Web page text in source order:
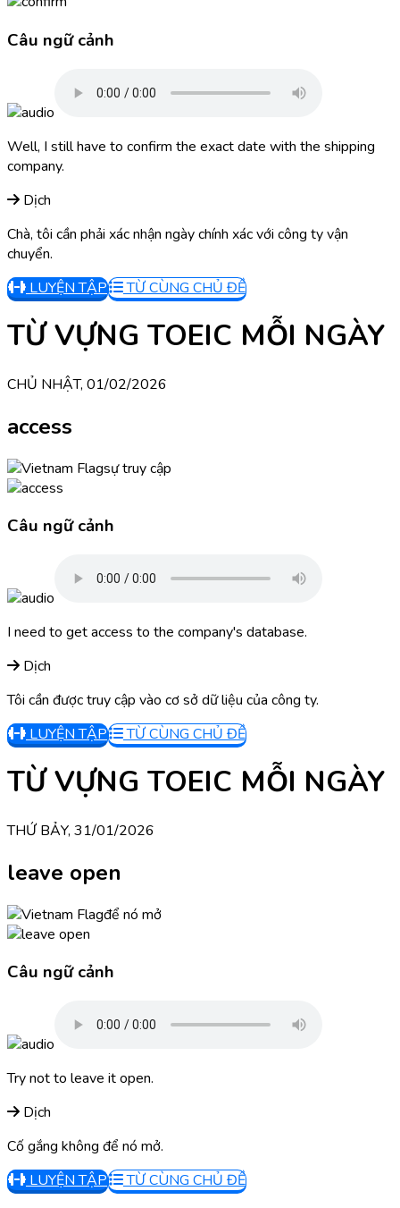
Câu ngữ cảnh
Well, I still have to confirm the exact date with the shipping
company.
Dịch
Chà, tôi cần phải xác nhận ngày chính xác với công ty vận
chuyển.
LUYỆN TẬP
TỪ CÙNG CHỦ ĐỀ
TỪ VỰNG TOEIC MỖI NGÀY
CHỦ NHẬT, 01/02/2026
access
sự truy cập
Câu ngữ cảnh
I need to get access to the company's database.
Dịch
Tôi cần được truy cập vào cơ sở dữ liệu của công ty.
LUYỆN TẬP
TỪ CÙNG CHỦ ĐỀ
TỪ VỰNG TOEIC MỖI NGÀY
THỨ BẢY, 31/01/2026
leave open
để nó mở
Câu ngữ cảnh
Try not to leave it open.
Dịch
Cố gắng không để nó mở.
LUYỆN TẬP
TỪ CÙNG CHỦ ĐỀ